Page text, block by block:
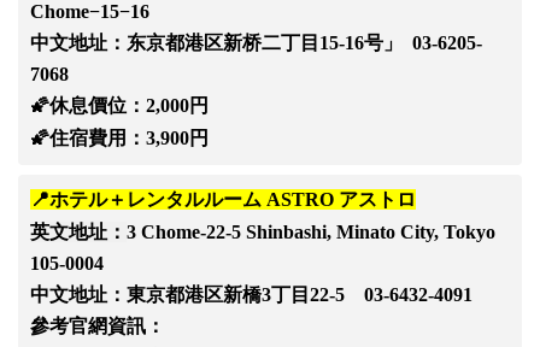
Chome−15−16
中文地址： 东京都港区新桥二丁目15-16号」 03-6205-
7068
🌠休息價位：2,000円
🌠住宿費用：3,900円
📍ホテル＋レンタルルーム ASTRO アストロ
英文地址： 3 Chome-22-5 Shinbashi, Minato City, Tokyo
105-0004
中文地址： 東京都港区新橋3丁目22-5 03-6432-4091
參考官網資訊：